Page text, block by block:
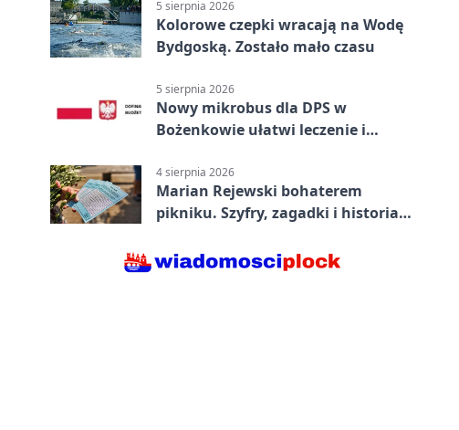
5 sierpnia 2026
Kolorowe czepki wracają na Wodę
Bydgoską. Zostało mało czasu
5 sierpnia 2026
Nowy mikrobus dla DPS w
Bożenkowie ułatwi leczenie i
4 sierpnia 2026
Marian Rejewski bohaterem
pikniku. Szyfry, zagadki i historia